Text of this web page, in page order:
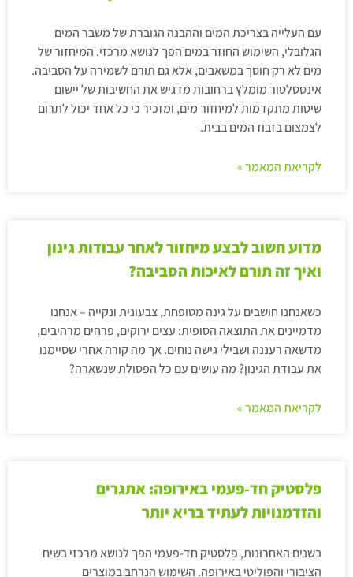
עם העלייה בצריכת המים וההבנה הגוברת של משבר המים
הגלובלי, השימוש החוזר במים הפך לנושא מרכזי. המיחזור של
מים לא רק חוסך במשאבים, אלא גם תורם לשמירה על הסביבה.
אינסטלטור מומלץ ברחובות מדגיש את החשיבות של יישום
שיטות מתקדמות למיחזור מים, ומזכיר כי כל אחד יכול לתרום
לצמצום בזבוז המים בבית.
לקריאת המאמר »
מדוע חשוב לבצע מיחזור לאחר עבודות גינון
ואיך זה תורם לאיכות הסביבה?
כשאנחנו חושבים על גינה מטופחת, צבעונית ונקייה – אנחנו
מדמיינים את התוצאה הסופית: עצים ירוקים, פרחים מרהיבים,
מדשאה רעננה ושבילי גישה נוחים. אך מה קורה אחרי שסיימנו
את עבודת הגינון? מה עושים עם כל הפסולת שנשארה?
לקריאת המאמר »
פלסטיק חד-פעמי באירופה: אתגרים
והזדמנויות לעתיד בריא יותר
בשנים האחרונות, פלסטיק חד-פעמי הפך לנושא מרכזי בשיח
הציבורי והפוליטי באירופה. השימוש הנרחב במוצרים